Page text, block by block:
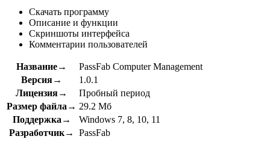
Скачать программу
Описание и функции
Скриншоты интерфейса
Комментарии пользователей
Название→
PassFab Computer Management
Версия→
1.0.1
Лицензия→
Пробный период
Размер файла→ 29.2 Мб
Поддержка→
Windows 7, 8, 10, 11
Разработчик→
PassFab